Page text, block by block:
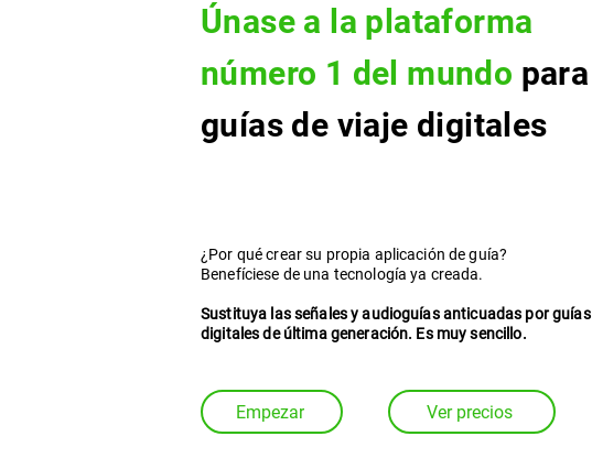
Únase a la plataforma
número 1 del mundo para
guías de viaje digitales
¿Por qué crear su propia aplicación de guía?
Benefíciese de una tecnología ya creada.
Sustituya las señales y audioguías anticuadas por guías
digitales de última generación. Es muy sencillo.
Empezar Ver precios